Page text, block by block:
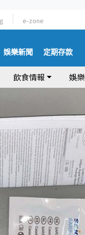
e-zone
娛樂新聞 定期存款
飲食情報 娛樂